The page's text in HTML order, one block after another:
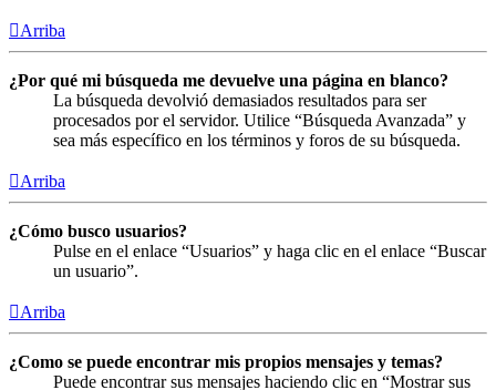
Arriba
¿Por qué mi búsqueda me devuelve una página en blanco?
La búsqueda devolvió demasiados resultados para ser
procesados por el servidor. Utilice “Búsqueda Avanzada” y
sea más específico en los términos y foros de su búsqueda.
Arriba
¿Cómo busco usuarios?
Pulse en el enlace “Usuarios” y haga clic en el enlace “Buscar
un usuario”.
Arriba
¿Como se puede encontrar mis propios mensajes y temas?
Puede encontrar sus mensajes haciendo clic en “Mostrar sus